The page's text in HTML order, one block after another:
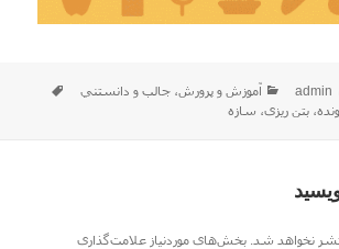
نویسنده
admin دسته‌ها
آموزش و پرورش،جالب و دانستني
،بتن ریزی، سازه
نخواهد شد.
بخش‌های موردنیاز علامت‌گذاری